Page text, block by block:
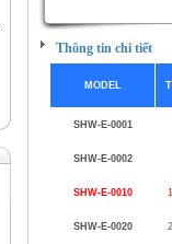
Thông tin chi tiết
MODEL
SHW-E-0001
SHW-E-0002
SHW-E-0010
SHW-E-0020